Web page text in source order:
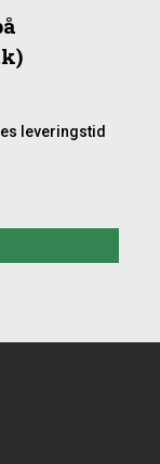
leveringstid